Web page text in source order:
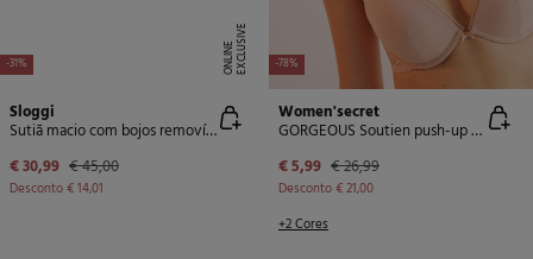
-31% E
X
C
L
U
SI
V
E
O
N
LI
N
E
Sloggi
Sutiã macio com bojos removíveis
€ 30,99 € 45,00
Desconto€ 14,01
-78%
Women'secret
GORGEOUS Soutien push-up renda tule rosa
€ 5,99 € 26,99
Desconto€ 21,00
+2 Cores